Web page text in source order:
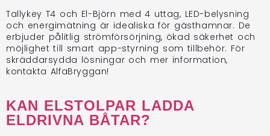
Tallykey T4 och El-Björn med 4 uttag, LED-belysning
och energimätning är idealiska för gästhamnar. De
erbjuder pålitlig strömförsörjning, ökad säkerhet och
möjlighet till smart app-styrning som tillbehör. För
skräddarsydda lösningar och mer information,
kontakta AlfaBryggan!
KAN ELSTOLPAR LADDA
ELDRIVNA BÅTAR?